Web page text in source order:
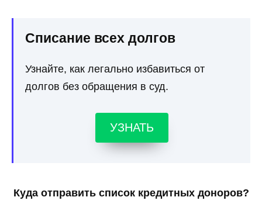
Списание всех долгов
Узнайте, как легально избавиться от
долгов без обращения в суд.
УЗНАТЬ
Куда отправить список кредитных доноров?